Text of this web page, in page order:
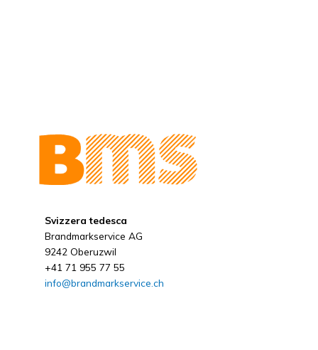
Svizzera tedesca
Brandmarkservice AG
9242 Oberuzwil
+41 71 955 77 55
info@brandmarkservice.ch